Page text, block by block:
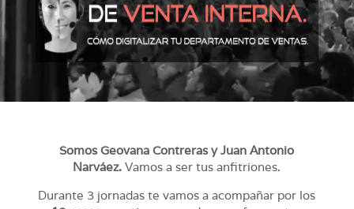
Somos Geovana Contreras y Juan Antonio
Narváez. Vamos a ser tus anfitriones.
Durante 3 jornadas te vamos a acompañar por los